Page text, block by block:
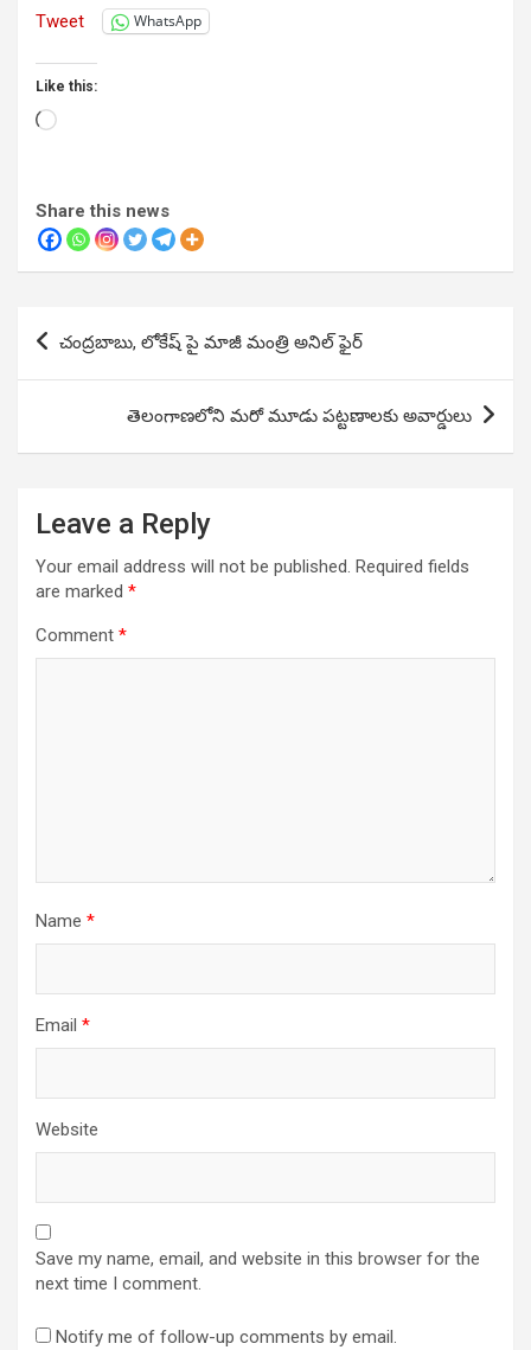
Tweet WhatsApp
Like this:
Loading…
Share this news
Post
navigation
చంద్రబాబు, లోకేష్ పై మాజీ మంత్రి అనిల్ ఫైర్
తెలంగాణలోని మరో మూడు పట్టణాలకు అవార్డులు
Leave a Reply
Your email address will not be published. Required fields
are marked *
Comment *
Name *
Email *
Website
Save my name, email, and website in this browser for the
next time I comment.
Notify me of follow-up comments by email.